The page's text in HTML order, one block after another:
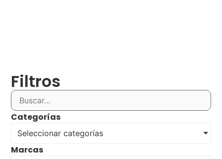
Filtros
Categorías
Seleccionar categorías
Marcas